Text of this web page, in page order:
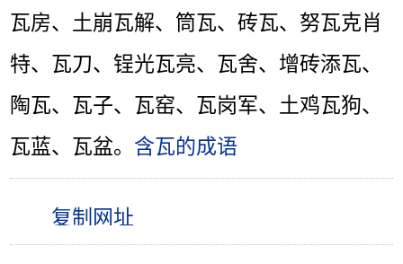
瓦房、土崩瓦解、筒瓦、砖瓦、努瓦克肖
特、瓦刀、锃光瓦亮、瓦舍、增砖添瓦、
陶瓦、瓦子、瓦窑、瓦岗军、土鸡瓦狗、
瓦蓝、瓦盆。 含瓦的成语